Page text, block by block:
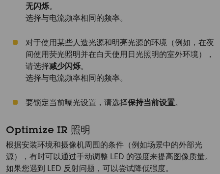
无闪烁。
选择与电流频率相同的频率。
对于使用某些人造光源和明亮光源的环境（例如，在夜
间使用荧光照明并在白天使用日光照明的室外环境），
请选择减少闪烁。
选择与电流频率相同的频率。
要锁定当前曝光设置，请选择保持当前设置。
Optimize IR 照明
根据安装环境和摄像机周围的条件（例如场景中的外部光
源），有时可以通过手动调整 LED 的强度来提高图像质量。
如果您遇到 LED 反射问题，可以尝试降低强度。